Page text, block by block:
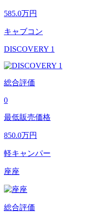
585.0万円
キャブコン
DISCOVERY 1
総合評価
0
最低販売価格
850.0万円
軽キャンパー
座座
総合評価